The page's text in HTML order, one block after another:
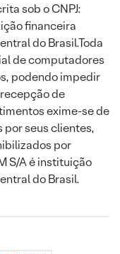
sob o CNPJ:
financeira
do Brasil.Toda
de computadores
podendo impedir
de
exime-se de
seus clientes,
por
S/A é instituição
do Brasil.